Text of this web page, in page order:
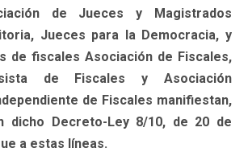
de Jueces y Magistrados
Jueces para la Democracia, y
de fiscales Asociación de Fiscales,
de Fiscales y Asociación
de Fiscales manifiestan,
dicho Decreto-Ley 8/10, de 20 de
a estas líneas.